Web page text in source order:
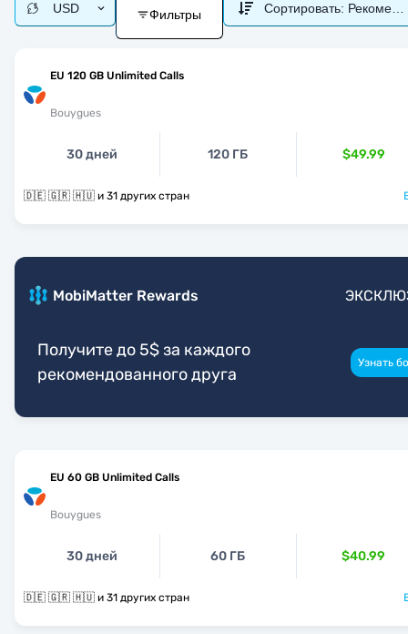
USD Фильтры Сортировать:
EU 120 GB Unlimited Calls
Bouygues
30 дней 120 ГБ $49.99
🇩🇪 🇬🇷 🇭🇺 и 31 других стран
MobiMatter Rewards
Получите до 5$ за каждого
рекомендованного друга
Узнать
EU 60 GB Unlimited Calls
Bouygues
30 дней 60 ГБ $40.99
🇩🇪 🇬🇷 🇭🇺 и 31 других стран